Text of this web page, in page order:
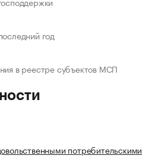
год
в реестре субъектов МСП
потребительскими